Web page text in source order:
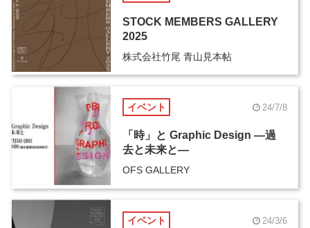
STOCK MEMBERS GALLERY
2025
株式会社竹尾 青山見本帖
イベント 24/7/8
「時」と Graphic Design ―過
去と未来と―
OFS GALLERY
イベント 24/3/6